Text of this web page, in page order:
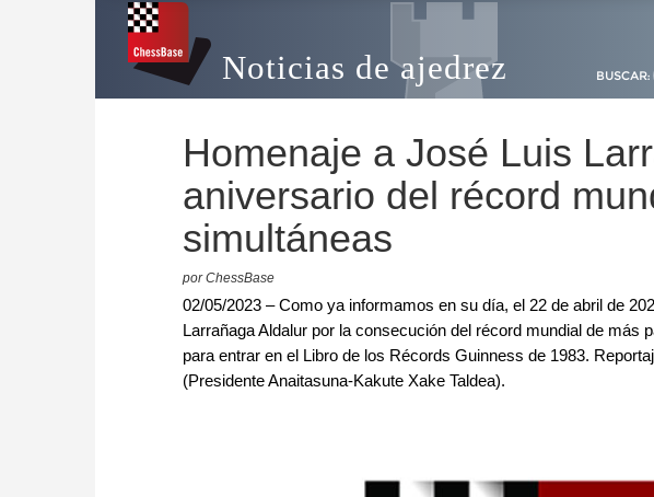
Noticias de ajedrez BUSCAR:
Homenaje a José Luis
aniversario del récord
simultáneas
por ChessBase
02/05/2023 – Como ya informamos en su día, el 22 de abril de
Larrañaga Aldalur por la consecución del récord mundial de más
para entrar en el Libro de los Récords Guinness de 1983.
(Presidente Anaitasuna-Kakute Xake Taldea).